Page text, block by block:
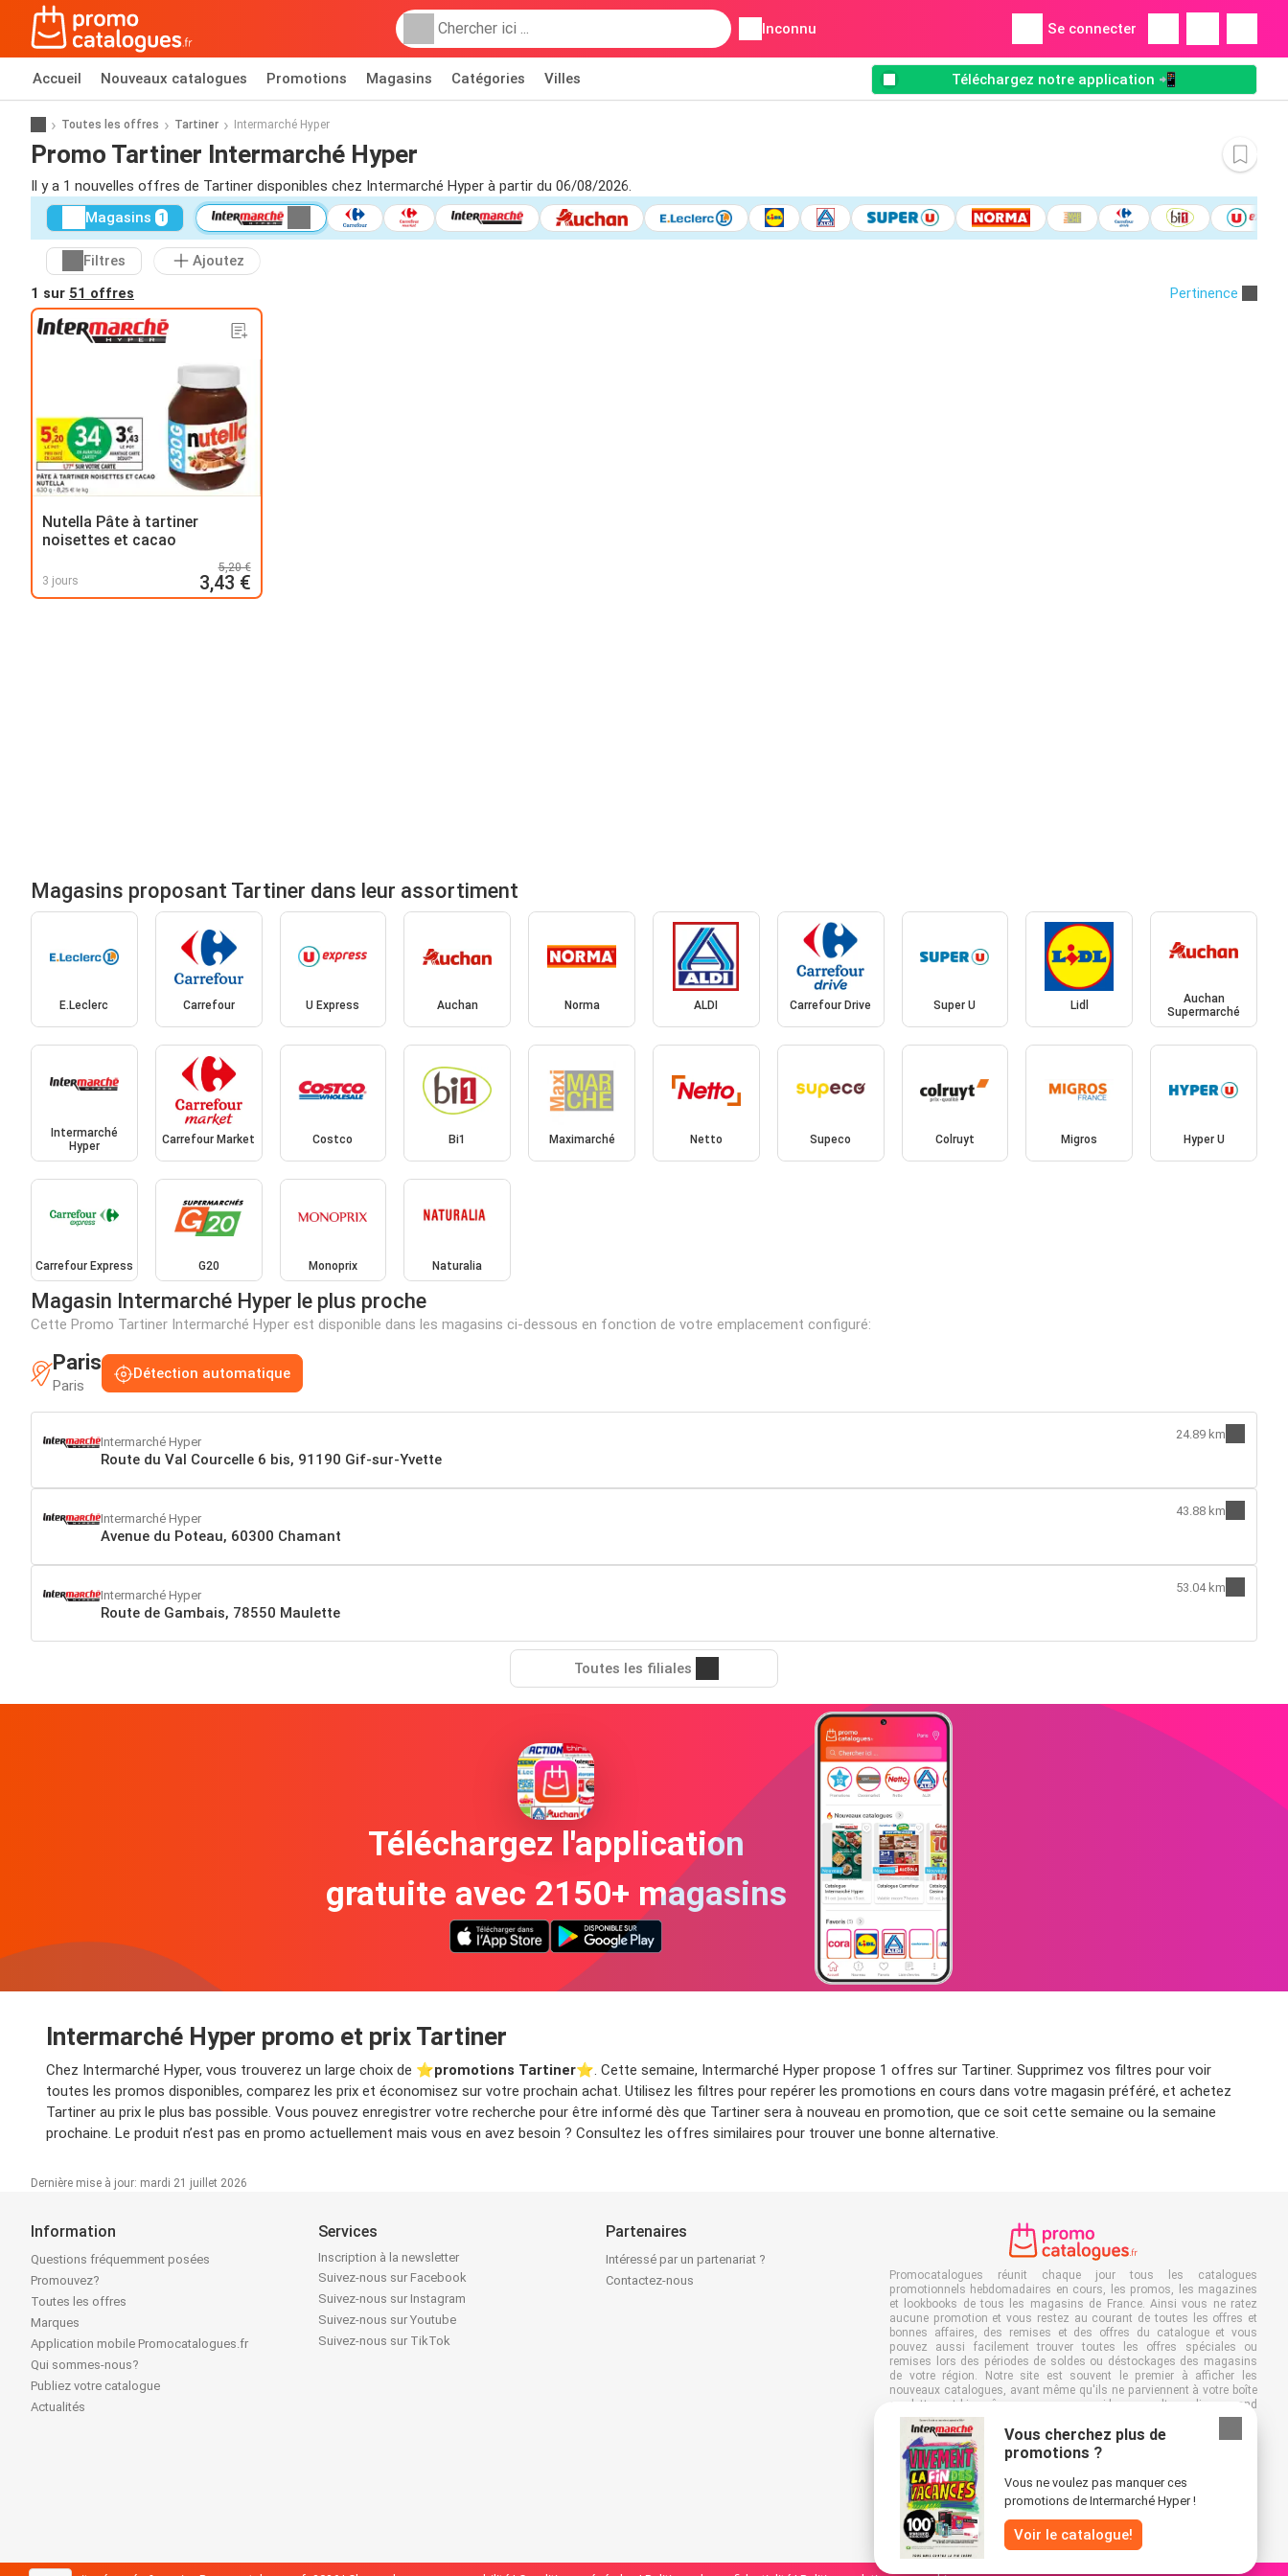
Inconnu Se connecter
Accueil Nouveaux catalogues Promotions Magasins Catégories Villes Téléchargez notre application 📲
Toutes les offres Tartiner Intermarché Hyper
Promo Tartiner Intermarché Hyper
Il y a 1 nouvelles offres de Tartiner disponibles chez Intermarché Hyper à partir du 06/08/2026.
Magasins 1
Filtres
Ajoutez
1 sur 51 offres Pertinence
Nutella Pâte à tartiner
noisettes et cacao
3 jours
5,20 €
3,43 €
Magasins proposant Tartiner dans leur assortiment
E.Leclerc Carrefour U Express Auchan Norma ALDI Carrefour Drive Super U Lidl
Auchan
Supermarché
Intermarché
Hyper
Carrefour Market Costco Bi1 Maximarché Netto Supeco Colruyt Migros Hyper U
Carrefour Express G20 Monoprix Naturalia
Magasin Intermarché Hyper le plus proche
Cette Promo Tartiner Intermarché Hyper est disponible dans les magasins ci-dessous en fonction de votre emplacement configuré:
Paris
Paris
Détection automatique
Intermarché Hyper
Route du Val Courcelle 6 bis, 91190 Gif-sur-Yvette
24.89 km
Intermarché Hyper
Avenue du Poteau, 60300 Chamant
43.88 km
Intermarché Hyper
Route de Gambais, 78550 Maulette
53.04 km
Toutes les filiales
Téléchargez l'application
gratuite avec 2150+ magasins
Intermarché Hyper promo et prix Tartiner
Chez Intermarché Hyper, vous trouverez un large choix de ⭐️promotions Tartiner⭐️. Cette semaine, Intermarché Hyper propose 1 offres sur Tartiner. Supprimez vos filtres pour voir
toutes les promos disponibles, comparez les prix et économisez sur votre prochain achat. Utilisez les filtres pour repérer les promotions en cours dans votre magasin préféré, et achetez
Tartiner au prix le plus bas possible. Vous pouvez enregistrer votre recherche pour être informé dès que Tartiner sera à nouveau en promotion, que ce soit cette semaine ou la semaine
prochaine. Le produit n’est pas en promo actuellement mais vous en avez besoin ? Consultez les offres similaires pour trouver une bonne alternative.
Dernière mise à jour: mardi 21 juillet 2026
Vous cherchez plus de
promotions ?
Vous ne voulez pas manquer ces
promotions de Intermarché Hyper !
Voir le catalogue!
Information
Questions fréquemment posées
Promouvez?
Toutes les offres
Marques
Application mobile Promocatalogues.fr
Qui sommes-nous?
Publiez votre catalogue
Actualités
Services
Inscription à la newsletter
Suivez-nous sur Facebook
Suivez-nous sur Instagram
Suivez-nous sur Youtube
Suivez-nous sur TikTok
Partenaires
Intéressé par un partenariat ?
Contactez-nous
Promocatalogues réunit chaque jour tous les catalogues
promotionnels hebdomadaires en cours, les promos, les magazines
et lookbooks de tous les magasins de France. Ainsi vous ne ratez
aucune promotion et vous restez au courant de toutes les offres et
bonnes affaires, des remises et des offres du catalogue et vous
pouvez aussi facilement trouver toutes les offres spéciales ou
remises lors des périodes de soldes ou déstockages des magasins
de votre région. Notre site est souvent le premier à afficher les
nouveaux catalogues, avant même qu'ils ne parviennent à votre boîte
aux lettres et bien sûr, vous pouvez aussi les consulter en ligne quand
vous êtes au travail, à l'école ou dans le magasin même. Ajoutez
Promocatalogues.fr à vos favoris et économisez du temps et de
l'argent. De plus, en feuilletant des catalogues promotionnels en ligne,
vous contribuez aussi à réduire le gaspillage de papier, ce qui est très
avantageux pour l’environnement.